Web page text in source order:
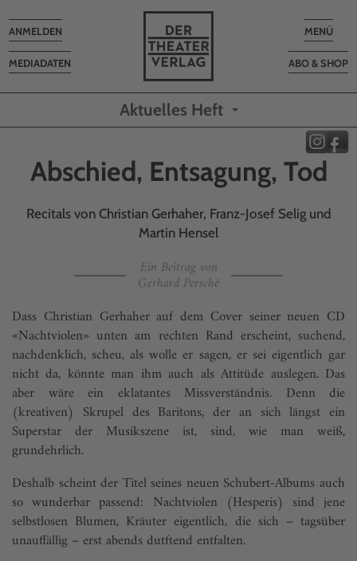
Toggle
MENÜ
ABO & SHOP
MEDIADATEN
Toggle
navigation
ANMELDEN
Aktuelles Heft
Abschied, Entsagung, Tod
Recitals von Christian Gerhaher, Franz-Josef Selig und
Martin Hensel
Ein Beitrag von
Gerhard Persché
Dass Christian Gerhaher auf dem Cover seiner neuen CD
«Nachtviolen» unten am rechten Rand erscheint, suchend,
nachdenklich, scheu, als wolle er sagen, er sei eigentlich gar
nicht da, könnte man ihm auch als Attitüde auslegen. Das
aber wäre ein eklatantes Missverständnis. Denn die
(kreativen) Skrupel des Baritons, der an sich längst ein
Superstar der Musikszene ist, sind, wie man weiß,
grundehrlich.
Deshalb scheint der Titel seines neuen Schubert-Albums auch
so wunderbar passend: Nachtviolen (Hesperis) sind jene
selbstlosen Blumen, Kräuter eigentlich, die sich – tagsüber
unauffällig – erst abends dutftend entfalten.